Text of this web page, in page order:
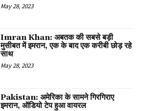
May 28, 2023
Imran Khan: अबतक की सबसे बड़ी
मुसीबत में इमरान, एक के बाद एक करीबी छोड़ रहे
साथ
May 28, 2023
Pakistan: अमेरिका के सामने गिरगिराए
इमरान, ऑडियो टेप हुआ वायरल